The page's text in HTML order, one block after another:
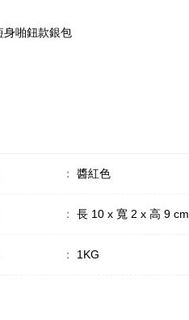
身啪鈕款銀包
： 醬紅色
： 長 10 x 寬 2 x 高 9 cm
： 1KG